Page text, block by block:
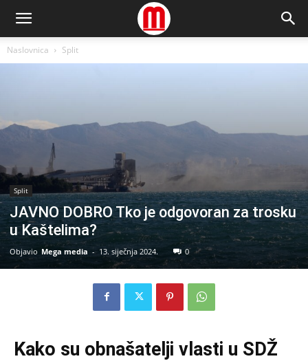
Naslovnica Split
Split
JAVNO DOBRO Tko je odgovoran za trosku
u Kaštelima?
Objavio Mega media - 13. siječnja 2024. 0
Kako su obnašatelji vlasti u SDŽ